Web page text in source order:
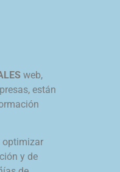
web,
están
optimizar
y de